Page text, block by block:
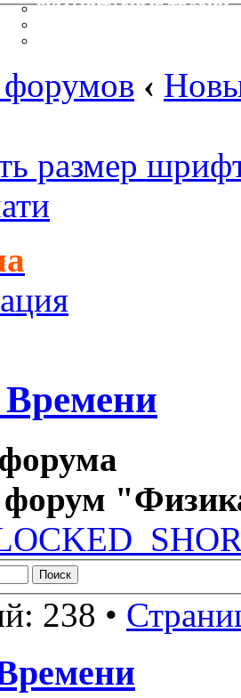
ГУМАНИТАРНЫЕ ТЕОРИИ
‹
размер
238 •